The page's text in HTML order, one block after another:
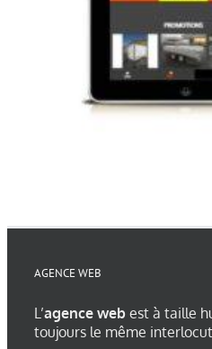
AGENCE WEB
L’agence web est à taille
toujours le même